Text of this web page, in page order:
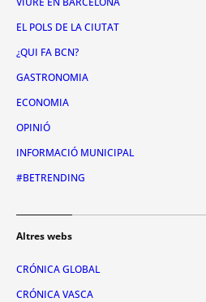
EL POLS DE LA CIUTAT
¿QUI FA BCN?
GASTRONOMIA
ECONOMIA
OPINIÓ
INFORMACIÓ MUNICIPAL
#BETRENDING
Altres webs
CRÓNICA GLOBAL
CRÓNICA VASCA